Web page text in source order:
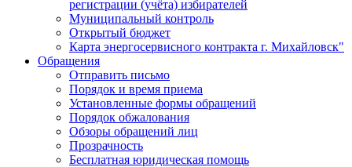
регистрации (учёта) избирателей
Муниципальный контроль
Открытый бюджет
Карта энергосервисного контракта г. Михайловск"
Обращения
Отправить письмо
Порядок и время приема
Установленные формы обращений
Порядок обжалования
Обзоры обращений лиц
Прозрачность
Бесплатная юридическая помощь